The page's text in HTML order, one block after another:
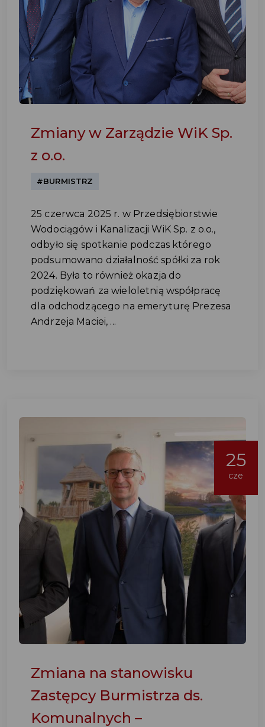
Zmiany w Zarządzie WiK Sp.
z o.o.
#BURMISTRZ
25 czerwca 2025 r. w Przedsiębiorstwie
Wodociągów i Kanalizacji WiK Sp. z o.o.,
odbyło się spotkanie podczas którego
podsumowano działalność spółki za rok
2024. Była to również okazja do
podziękowań za wieloletnią współpracę
dla odchodzącego na emeryturę Prezesa
Andrzeja Maciei, ...
25
cze
Zmiana na stanowisku
Zastępcy Burmistrza ds.
Komunalnych –